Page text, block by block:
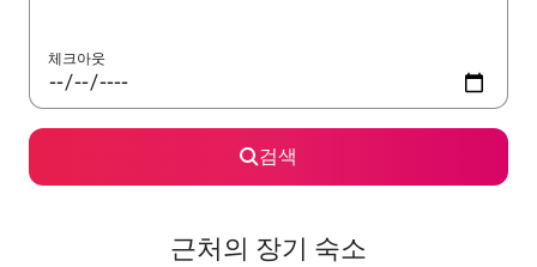
체크아웃
검색
근처의 장기 숙소